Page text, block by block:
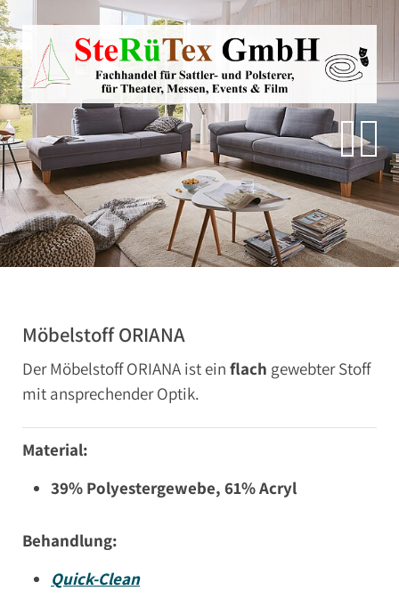
Direkt zur Hauptnavigation springen
Direkt zum Inhalt springen
Zur Unternavigation springen
Möbelstoff ORIANA
Der Möbelstoff ORIANA ist ein flach gewebter Stoff
mit ansprechender Optik.
Material:
39% Polyestergewebe, 61% Acryl
Behandlung:
Quick-Clean
SteRüTex
Planen- & Persenningstoffe
Reißverschlüsse
Artikel um die Persenning
Polstermaterialien
Autohimmelstoffe